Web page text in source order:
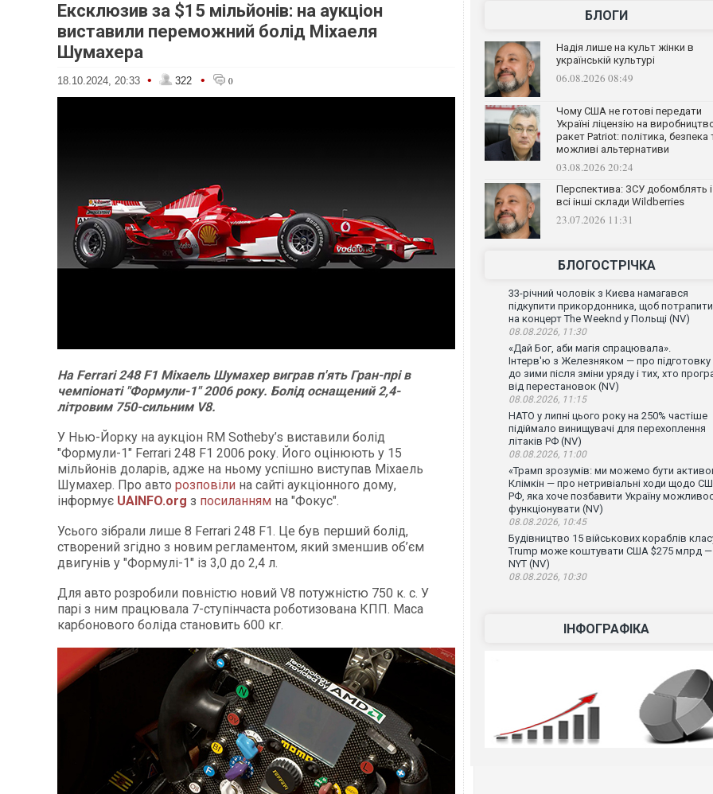
Ексклюзив за $15 мільйонів: на аукціон
виставили переможний болід Міхаеля
Шумахера
18.10.2024, 20:33 • 322 • 0
На Ferrari 248 F1 Міхаель Шумахер виграв п'ять Гран-прі в
чемпіонаті "Формули-1" 2006 року. Болід оснащений 2,4-
літровим 750-сильним V8.
У Нью-Йорку на аукціон RM Sotheby’s виставили болід
"Формули-1" Ferrari 248 F1 2006 року. Його оцінюють у 15
мільйонів доларів, адже на ньому успішно виступав Міхаель
Шумахер. Про авто розповіли на сайті аукціонного дому,
інформує UAINFO.org з посиланням на "Фокус".
Усього зібрали лише 8 Ferrari 248 F1. Це був перший болід,
створений згідно з новим регламентом, який зменшив об’єм
двигунів у "Формулі-1" із 3,0 до 2,4 л.
Для авто розробили повністю новий V8 потужністю 750 к. с. У
парі з ним працювала 7-ступінчаста роботизована КПП. Маса
карбонового боліда становить 600 кг.
БЛОГИ
Надія лише на культ жінки в
українській культурі
06.08.2026 08:49
Чому США не готові передати
Україні ліцензію на
ракет Patriot: політика, безпека
можливі альтернативи
03.08.2026 20:24
Перспектива: ЗСУ добомблять і
всі інші склади Wildberries
23.07.2026 11:31
БЛОГОСТРІЧКА
33-річний чоловік з Києва намагався
підкупити прикордонника, щоб потрапити
на концерт The Weeknd у Польщі (NV)
08.08.2026, 11:30
«Дай Бог, аби магія спрацювала».
Інтерв'ю з Железняком — про підготовку
до зими після зміни уряду і тих, хто
від перестановок (NV)
08.08.2026, 11:15
НАТО у липні цього року на 250% частіше
підіймало винищувачі для перехоплення
літаків РФ (NV)
08.08.2026, 11:00
«Трамп зрозумів: ми можемо бути
Клімкін — про нетривіальні ходи щодо
РФ, яка хоче позбавити Україну
функціонувати (NV)
08.08.2026, 10:45
Будівництво 15 військових кораблів
Trump може коштувати США $275 млрд —
NYT (NV)
08.08.2026, 10:30
ІНФОГРАФІКА